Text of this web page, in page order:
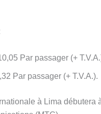
Par passager (+
Par passager (+ T.V.A.).
à Lima débutera